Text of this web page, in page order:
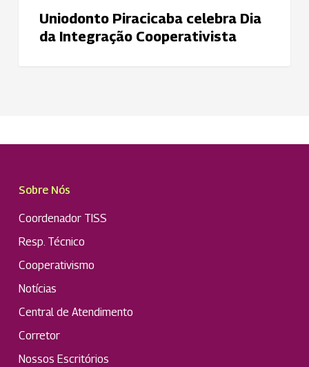
Uniodonto Piracicaba celebra Dia
da Integração Cooperativista
Sobre Nós
Coordenador TISS
Resp. Técnico
Cooperativismo
Notícias
Central de Atendimento
Corretor
Nossos Escritórios